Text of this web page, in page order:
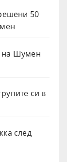
50
на Шумен
си в
след